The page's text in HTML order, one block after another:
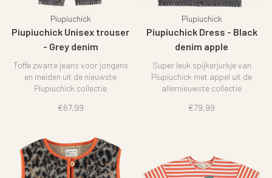
Piupiuchick
Piupiuchick Unisex trouser
- Grey denim
Toffe zwarte jeans voor jongens
en meiden uit de nieuwste
Piupiuchick collectie
€67,99
Piupiuchick
Piupiuchick Dress - Black
denim apple
Super leuk spijkerjurkje van
Piupiuchick met appel uit de
allernieuwste collectie
€79,99